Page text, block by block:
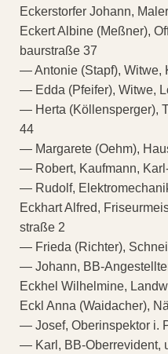
Eckerstorfer Johann,
Eckert Albine (Meßner),
baurstraße 37
— Antonie (Stapf), Witwe,
— Edda (Pfeifer), Witwe,
— Herta (Köllensperger),
44
— Margarete (Oehm),
— Robert, Kaufmann,
— Rudolf,
Eckhart Alfred,
straße 2
— Frieda (Richter),
— Johann, BB-
Eckhel Wilhelmine,
Eckl Anna (Waidacher),
— Josef, Oberinspektor i.
— Karl, BB-Oberrevident,